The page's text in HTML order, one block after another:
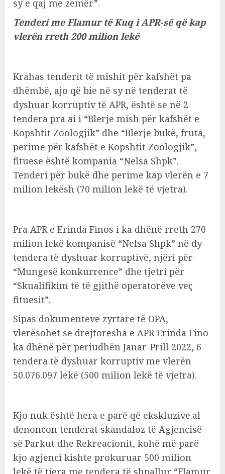
sy e qaj me zemër”.
Tenderi me Flamur të Kuq i APR-së që kap
vlerën rreth 200 milion lekë
Krahas tenderit të mishit për kafshët pa
dhëmbë, ajo që bie në sy në tenderat të
dyshuar korruptiv të APR, është se në 2
tendera pra ai i “Blerje mish për kafshët e
Kopshtit Zoologjik” dhe “Blerje bukë, fruta,
perime për kafshët e Kopshtit Zoologjik”,
fituese është kompania “Nelsa Shpk”.
Tenderi për bukë dhe perime kap vlerën e 7
milion lekësh (70 milion lekë të vjetra).
Pra APR e Erinda Finos i ka dhënë rreth 270
milion lekë kompanisë “Nelsa Shpk” në dy
tendera të dyshuar korruptivë, njëri për
“Mungesë konkurrence” dhe tjetri për
“Skualifikim të të gjithë operatorëve veç
fituesit”.
Sipas dokumenteve zyrtare të OPA,
vlerësohet se drejtoresha e APR Erinda Fino
ka dhënë për periudhën Janar-Prill 2022, 6
tendera të dyshuar korruptiv me vlerën
50.076.097 lekë (500 milion lekë të vjetra).
Kjo nuk është hera e parë që ekskluzive.al
denoncon tenderat skandaloz të Agjencisë
së Parkut dhe Rekreacionit, kohë më parë
kjo agjenci kishte prokuruar 500 milion
lekë të tjera me tendera të shpallur “Flamur